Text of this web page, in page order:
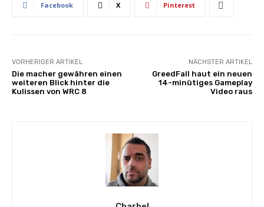
Facebook X Pinterest
VORHERIGER ARTIKEL
Die macher gewähren einen
weiteren Blick hinter die
Kulissen von WRC 8
NÄCHSTER ARTIKEL
GreedFall haut ein neuen
14-minütiges Gameplay
Video raus